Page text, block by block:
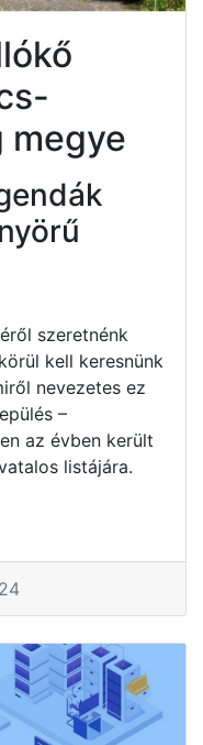
megye
szeretnénk
kell keresnünk
nevezetes ez
–
az évben került
listájára.